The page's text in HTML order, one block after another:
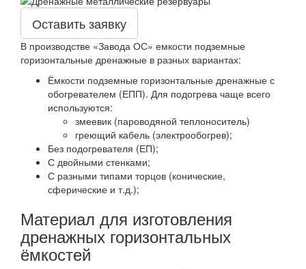
Оставить заявку
В производстве «Завода ОС» емкости подземные
горизонтальные дренажные в разных вариантах:
Ёмкости подземные горизонтальные дренажные с
обогревателем (ЕПП). Для подогрева чаще всего
используются:
змеевик (пароводяной теплоноситель)
греющий кабель (электрообогрев);
Без подогревателя (ЕП);
С двойными стенками;
С разными типами торцов (конические,
сферические и т.д.);
Материал для изготовления
дренажных горизонтальных
ёмкостей